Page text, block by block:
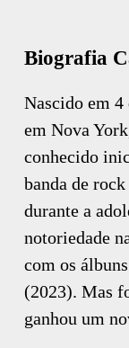
Biografia
Nascido em
em Nova
conhecido
banda de
durante a
notoriedade
com os
(2023). Mas
ganhou um